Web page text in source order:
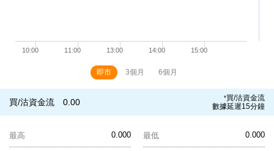
即市 3個月 6個月
買/沽資金流 0.00 *買/沽資金流
數據延遲15分鐘
0.000
最高 0.000
最低